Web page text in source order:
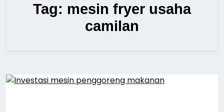
Tag: mesin fryer usaha
camilan